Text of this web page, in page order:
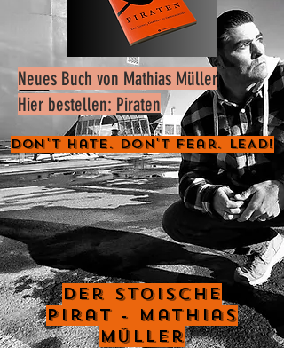
Neues Buch von Mathias Müller
Hier bestellen: Piraten
Don't Hate. Don't Fear. LEAD!
Der Stoische
Pirat - Mathias
Müller